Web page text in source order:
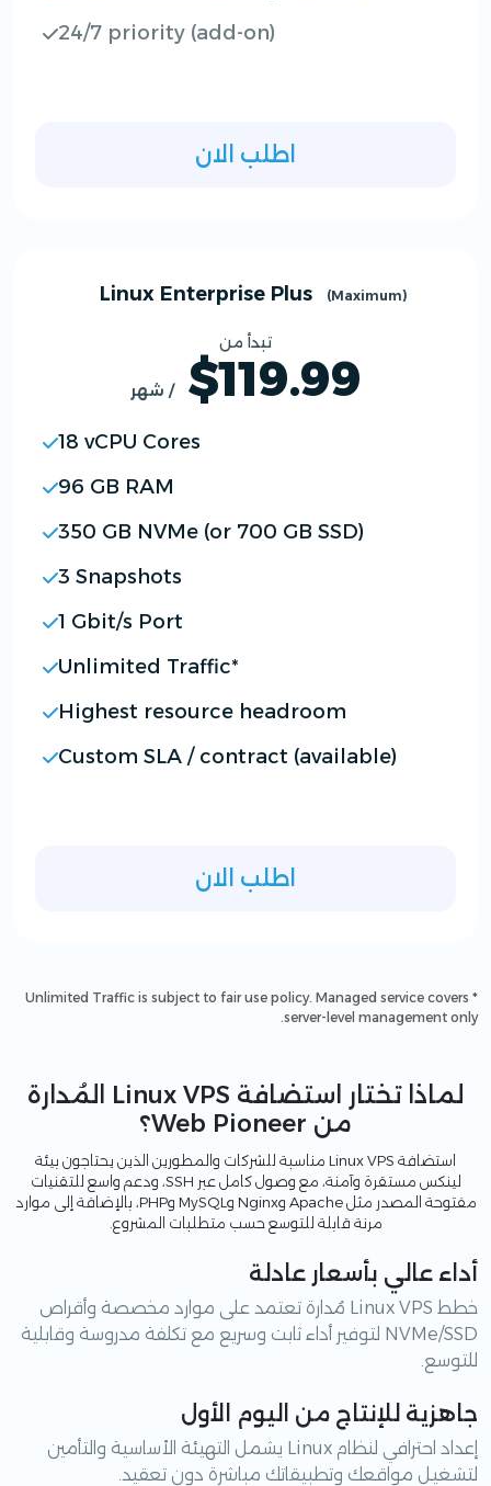
24/7 priority (add-on)
اطلب الان
Linux Enterprise Plus (Maximum)
تبدأ من
$119.99 / شهر
18 vCPU Cores
96 GB RAM
350 GB NVMe (or 700 GB SSD)
3 Snapshots
1 Gbit/s Port
Unlimited Traffic*
Highest resource headroom
Custom SLA / contract (available)
اطلب الان
* Unlimited Traffic is subject to fair use policy. Managed service covers
server-level management only.
لماذا تختار استضافة Linux VPS المُدارة
من Web Pioneer؟
استضافة Linux VPS مناسبة للشركات والمطورين الذين يحتاجون بيئة
لينكس مستقرة وآمنة، مع وصول كامل عبر SSH، ودعم واسع للتقنيات
مفتوحة المصدر مثل Apache وNginx وMySQL وPHP، بالإضافة إلى موارد
مرنة قابلة للتوسع حسب متطلبات المشروع.
أداء عالي بأسعار عادلة
خطط Linux VPS مُدارة تعتمد على موارد مخصصة وأقراص
NVMe/SSD لتوفير أداء ثابت وسريع مع تكلفة مدروسة وقابلية
للتوسع.
جاهزية للإنتاج من اليوم الأول
إعداد احترافي لنظام Linux يشمل التهيئة الأساسية والتأمين
لتشغيل مواقعك وتطبيقاتك مباشرة دون تعقيد.